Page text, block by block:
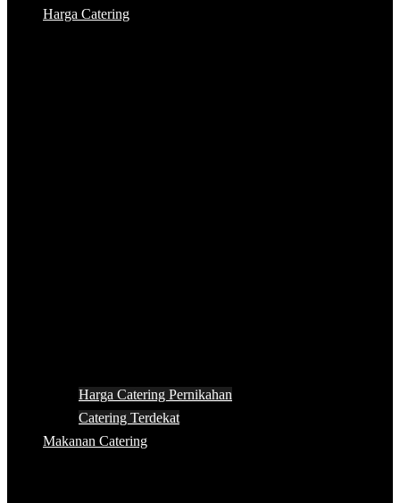
Harga Catering
Harga Catering Pernikahan
Catering Terdekat
Makanan Catering